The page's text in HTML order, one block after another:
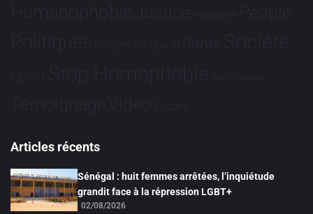
HumanophobieJustice Partenariat People
Politiques Projets Religion Santé Société
Sport Stop Homophobie Tech Tribune
TémoignageVidéo Études
Articles récents
Sénégal : huit femmes arrêtées, l’inquiétude
grandit face à la répression LGBT+
02/08/2026